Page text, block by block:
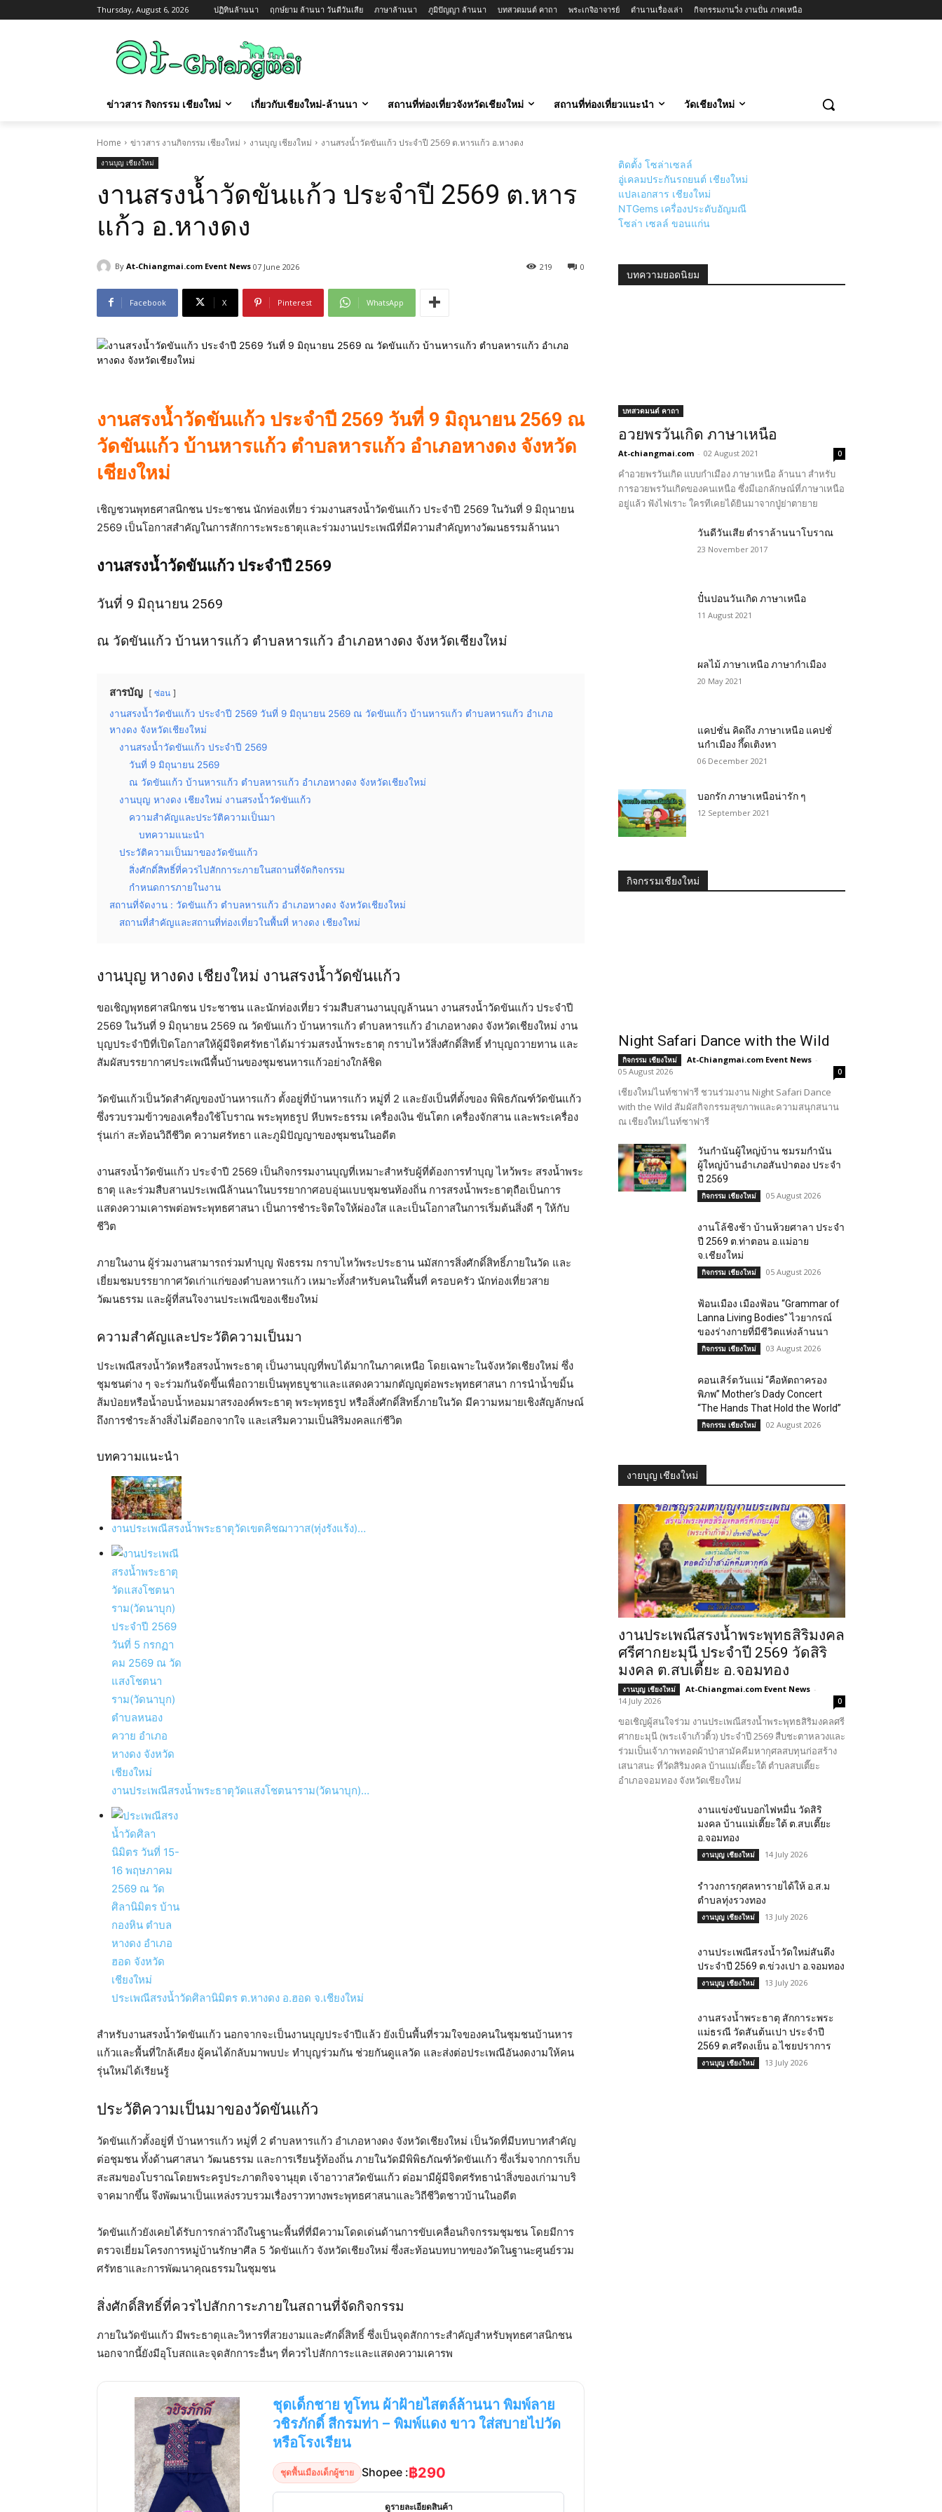
Thursday, August 6, 2026 ปฏิทินล้านนา ฤกษ์ยาม ล้านนา วันดีวันเสีย ภาษาล้านนา ภูมิปัญญา ล้านนา บทสวดมนต์ คาถา พระเกจิอาจารย์ ตำนานเรื่องเล่า กิจกรรมงานวิ่ง งานปั่น ภาคเหนือ
ข่าวสาร กิจกรรม เชียงใหม่ เกี่ยวกับเชียงใหม่-ล้านนา สถานที่ท่องเที่ยวจังหวัดเชียงใหม่ สถานที่ท่องเที่ยวแนะนำ วัดเชียงใหม่
Home ข่าวสาร งานกิจกรรม เชียงใหม่ งานบุญ เชียงใหม่ งานสรงน้ำวัดขันแก้ว ประจำปี 2569 ต.หารแก้ว อ.หางดง
งานบุญ เชียงใหม่
งานสรงน้ำวัดขันแก้ว ประจำปี 2569 ต.หาร
แก้ว อ.หางดง
By At-Chiangmai.com Event News 07 June 2026 0
219
Facebook X Pinterest WhatsApp
งานสรงน้ำวัดขันแก้ว ประจำปี 2569 วันที่ 9 มิถุนายน 2569 ณ
วัดขันแก้ว บ้านหารแก้ว ตำบลหารแก้ว อำเภอหางดง จังหวัด
เชียงใหม่
เชิญชวนพุทธศาสนิกชน ประชาชน นักท่องเที่ยว ร่วมงานสรงน้ำวัดขันแก้ว ประจำปี 2569 ในวันที่ 9 มิถุนายน
2569 เป็นโอกาสสำคัญในการสักการะพระธาตุและร่วมงานประเพณีที่มีความสำคัญทางวัฒนธรรมล้านนา
งานสรงน้ำวัดขันแก้ว ประจำปี 2569
วันที่ 9 มิถุนายน 2569
ณ วัดขันแก้ว บ้านหารแก้ว ตำบลหารแก้ว อำเภอหางดง จังหวัดเชียงใหม่
สารบัญ ซ่อน
งานสรงน้ำวัดขันแก้ว ประจำปี 2569 วันที่ 9 มิถุนายน 2569 ณ วัดขันแก้ว บ้านหารแก้ว ตำบลหารแก้ว อำเภอ
หางดง จังหวัดเชียงใหม่
งานสรงน้ำวัดขันแก้ว ประจำปี 2569
วันที่ 9 มิถุนายน 2569
ณ วัดขันแก้ว บ้านหารแก้ว ตำบลหารแก้ว อำเภอหางดง จังหวัดเชียงใหม่
งานบุญ หางดง เชียงใหม่ งานสรงน้ำวัดขันแก้ว
ความสำคัญและประวัติความเป็นมา
บทความแนะนำ
ประวัติความเป็นมาของวัดขันแก้ว
สิ่งศักดิ์สิทธิ์ที่ควรไปสักการะภายในสถานที่จัดกิจกรรม
กำหนดการภายในงาน
สถานที่จัดงาน : วัดขันแก้ว ตำบลหารแก้ว อำเภอหางดง จังหวัดเชียงใหม่
สถานที่สำคัญและสถานที่ท่องเที่ยวในพื้นที่ หางดง เชียงใหม่
งานบุญ หางดง เชียงใหม่ งานสรงน้ำวัดขันแก้ว
ขอเชิญพุทธศาสนิกชน ประชาชน และนักท่องเที่ยว ร่วมสืบสานงานบุญล้านนา งานสรงน้ำวัดขันแก้ว ประจำปี
2569 ในวันที่ 9 มิถุนายน 2569 ณ วัดขันแก้ว บ้านหารแก้ว ตำบลหารแก้ว อำเภอหางดง จังหวัดเชียงใหม่ งาน
บุญประจำปีที่เปิดโอกาสให้ผู้มีจิตศรัทธาได้มาร่วมสรงน้ำพระธาตุ กราบไหว้สิ่งศักดิ์สิทธิ์ ทำบุญถวายทาน และ
สัมผัสบรรยากาศประเพณีพื้นบ้านของชุมชนหารแก้วอย่างใกล้ชิด
วัดขันแก้วเป็นวัดสำคัญของบ้านหารแก้ว ตั้งอยู่ที่บ้านหารแก้ว หมู่ที่ 2 และยังเป็นที่ตั้งของ พิพิธภัณฑ์วัดขันแก้ว
ซึ่งรวบรวมข้าวของเครื่องใช้โบราณ พระพุทธรูป หีบพระธรรม เครื่องเงิน ขันโตก เครื่องจักสาน และพระเครื่อง
รุ่นเก่า สะท้อนวิถีชีวิต ความศรัทธา และภูมิปัญญาของชุมชนในอดีต
งานสรงน้ำวัดขันแก้ว ประจำปี 2569 เป็นกิจกรรมงานบุญที่เหมาะสำหรับผู้ที่ต้องการทำบุญ ไหว้พระ สรงน้ำพระ
ธาตุ และร่วมสืบสานประเพณีล้านนาในบรรยากาศอบอุ่นแบบชุมชนท้องถิ่น การสรงน้ำพระธาตุถือเป็นการ
แสดงความเคารพต่อพระพุทธศาสนา เป็นการชำระจิตใจให้ผ่องใส และเป็นโอกาสในการเริ่มต้นสิ่งดี ๆ ให้กับ
ชีวิต
ภายในงาน ผู้ร่วมงานสามารถร่วมทำบุญ ฟังธรรม กราบไหว้พระประธาน นมัสการสิ่งศักดิ์สิทธิ์ภายในวัด และ
เยี่ยมชมบรรยากาศวัดเก่าแก่ของตำบลหารแก้ว เหมาะทั้งสำหรับคนในพื้นที่ ครอบครัว นักท่องเที่ยวสาย
วัฒนธรรม และผู้ที่สนใจงานประเพณีของเชียงใหม่
ความสำคัญและประวัติความเป็นมา
ประเพณีสรงน้ำวัดหรือสรงน้ำพระธาตุ เป็นงานบุญที่พบได้มากในภาคเหนือ โดยเฉพาะในจังหวัดเชียงใหม่ ซึ่ง
ชุมชนต่าง ๆ จะร่วมกันจัดขึ้นเพื่อถวายเป็นพุทธบูชาและแสดงความกตัญญูต่อพระพุทธศาสนา การนำน้ำขมิ้น
ส้มป่อยหรือน้ำอบน้ำหอมมาสรงองค์พระธาตุ พระพุทธรูป หรือสิ่งศักดิ์สิทธิ์ภายในวัด มีความหมายเชิงสัญลักษณ์
ถึงการชำระล้างสิ่งไม่ดีออกจากใจ และเสริมความเป็นสิริมงคลแก่ชีวิต
บทความแนะนำ
งานประเพณีสรงน้ำพระธาตุวัดเขตคิชฌาวาส(ทุ่งรังแร้ง)…
งานประเพณีสรงน้ำพระธาตุวัดแสงโชตนาราม(วัดนาบุก)…
ประเพณีสรงน้ำวัดศิลานิมิตร ต.หางดง อ.ฮอด จ.เชียงใหม่
สำหรับงานสรงน้ำวัดขันแก้ว นอกจากจะเป็นงานบุญประจำปีแล้ว ยังเป็นพื้นที่รวมใจของคนในชุมชนบ้านหาร
แก้วและพื้นที่ใกล้เคียง ผู้คนได้กลับมาพบปะ ทำบุญร่วมกัน ช่วยกันดูแลวัด และส่งต่อประเพณีอันงดงามให้คน
รุ่นใหม่ได้เรียนรู้
ประวัติความเป็นมาของวัดขันแก้ว
วัดขันแก้วตั้งอยู่ที่ บ้านหารแก้ว หมู่ที่ 2 ตำบลหารแก้ว อำเภอหางดง จังหวัดเชียงใหม่ เป็นวัดที่มีบทบาทสำคัญ
ต่อชุมชน ทั้งด้านศาสนา วัฒนธรรม และการเรียนรู้ท้องถิ่น ภายในวัดมีพิพิธภัณฑ์วัดขันแก้ว ซึ่งเริ่มจากการเก็บ
สะสมของโบราณโดยพระครูประภาตกิจจานุยุต เจ้าอาวาสวัดขันแก้ว ต่อมามีผู้มีจิตศรัทธานำสิ่งของเก่ามาบริ
จาคมากขึ้น จึงพัฒนาเป็นแหล่งรวบรวมเรื่องราวทางพระพุทธศาสนาและวิถีชีวิตชาวบ้านในอดีต
วัดขันแก้วยังเคยได้รับการกล่าวถึงในฐานะพื้นที่ที่มีความโดดเด่นด้านการขับเคลื่อนกิจกรรมชุมชน โดยมีการ
ตรวจเยี่ยมโครงการหมู่บ้านรักษาศีล 5 วัดขันแก้ว จังหวัดเชียงใหม่ ซึ่งสะท้อนบทบาทของวัดในฐานะศูนย์รวม
ศรัทธาและการพัฒนาคุณธรรมในชุมชน
สิ่งศักดิ์สิทธิ์ที่ควรไปสักการะภายในสถานที่จัดกิจกรรม
ภายในวัดขันแก้ว มีพระธาตุและวิหารที่สวยงามและศักดิ์สิทธิ์ ซึ่งเป็นจุดสักการะสำคัญสำหรับพุทธศาสนิกชน
นอกจากนี้ยังมีอุโบสถและจุดสักการะอื่นๆ ที่ควรไปสักการะและแสดงความเคารพ
ชุดเด็กชาย ทูโทน ผ้าฝ้ายไสตล์ล้านนา พิมพ์ลาย
วชิรภักดิ์ สีกรมท่า – พิมพ์แดง ขาว ใส่สบายไปวัด
หรือโรงเรียน
ชุดพื้นเมืองเด็กผู้ชาย Shopee :฿290
ดูรายละเอียดสินค้า
ติดตั้ง โซล่าเซลล์
อู่เคลมประกันรถยนต์ เชียงใหม่
แปลเอกสาร เชียงใหม่
NTGems เครื่องประดับอัญมณี
โซล่า เซลล์ ขอนแก่น
บทความยอดนิยม
บทสวดมนต์ คาถา
อวยพรวันเกิด ภาษาเหนือ
At-chiangmai.com - 02 August 2021 0
คำอวยพรวันเกิด แบบกำเมือง ภาษาเหนือ ล้านนา สำหรับ
การอวยพรวันเกิดของคนเหนือ ซึ่งมีเอกลักษณ์ที่ภาษาเหนือ
อยู่แล้ว ฟังไฟเราะ ใครทีเคยได้ยินมาจากปู่ย่าตายาย
วันดีวันเสีย ตำราล้านนาโบราณ
23 November 2017
ปั๋นปอนวันเกิด ภาษาเหนือ
11 August 2021
ผลไม้ ภาษาเหนือ ภาษากำเมือง
20 May 2021
แคปชั่น คิดถึง ภาษาเหนือ แคปชั่
นกำเมือง กึ้ดเติงหา
06 December 2021
บอกรัก ภาษาเหนือน่ารัก ๆ
12 September 2021
กิจกรรมเชียงใหม่
Night Safari Dance with the Wild
กิจกรรม เชียงใหม่ At-Chiangmai.com Event News -
05 August 2026
0
เชียงใหม่ไนท์ซาฟารี ชวนร่วมงาน Night Safari Dance
with the Wild สัมผัสกิจกรรมสุขภาพและความสนุกสนาน
ณ เชียงใหม่ไนท์ซาฟารี
วันกำนันผู้ใหญ่บ้าน ชมรมกำนัน
ผู้ใหญ่บ้านอำเภอสันป่าตอง ประจำ
ปี 2569
กิจกรรม เชียงใหม่ 05 August 2026
งานโล้ชิงช้า บ้านห้วยศาลา ประจำ
ปี 2569 ต.ท่าตอน อ.แม่อาย
จ.เชียงใหม่
กิจกรรม เชียงใหม่ 05 August 2026
ฟ้อนเมือง เมืองฟ้อน “Grammar of
Lanna Living Bodies” ไวยากรณ์
ของร่างกายที่มีชีวิตแห่งล้านนา
กิจกรรม เชียงใหม่ 03 August 2026
คอนเสิร์ตวันแม่ “คือหัตถาครอง
พิภพ” Mother’s Dady Concert
“The Hands That Hold the World”
กิจกรรม เชียงใหม่ 02 August 2026
งายบุญ เชียงใหม่
งานประเพณีสรงน้ำพระพุทธสิริมงคล
ศรีศากยะมุนี ประจำปี 2569 วัดสิริ
มงคล ต.สบเตี้ยะ อ.จอมทอง
งานบุญ เชียงใหม่ At-Chiangmai.com Event News -
14 July 2026
0
ขอเชิญผู้สนใจร่วม งานประเพณีสรงน้ำพระพุทธสิริมงคลศรี
ศากยะมุนี (พระเจ้าเก้วติ้ว) ประจำปี 2569 สืบชะตาหลวงและ
ร่วมเป็นเจ้าภาพทอดผ้าป่าสามัคคีมหากุศลสบทุนก่อสร้าง
เสนาสนะ ที่วัดสิริมงคล บ้านแม่เตี๊ยะใต้ ตำบลสบเตี๊ยะ
อำเภอจอมทอง จังหวัดเชียงใหม่
งานแข่งขันบอกไฟหมื่น วัดสิริ
มงคล บ้านแม่เตี๊ยะใต้ ต.สบเตี๊ยะ
อ.จอมทอง
งานบุญ เชียงใหม่ 14 July 2026
รำวงการกุศลหารายได้ให้ อ.ส.ม
ตำบลทุ่งรวงทอง
งานบุญ เชียงใหม่ 13 July 2026
งานประเพณีสรงน้ำวัดใหม่สันตึง
ประจำปี 2569 ต.ข่วงเปา อ.จอมทอง
งานบุญ เชียงใหม่ 13 July 2026
งานสรงน้ำพระธาตุ สักการะพระ
แม่ธรณี วัดสันต้นเปา ประจำปี
2569 ต.ศรีดงเย็น อ.ไชยปราการ
งานบุญ เชียงใหม่ 13 July 2026